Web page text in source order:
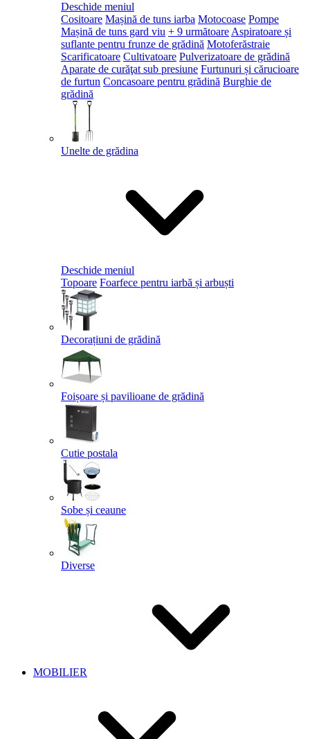
Deschide meniul
Cositoare Mașină de tuns iarba Motocoase Pompe
Mașină de tuns gard viu + 9 următoare Aspiratoare și
suflante pentru frunze de grădină Motoferăstraie
Scarificatoare Cultivatoare Pulverizatoare de grădină
Aparate de curăţat sub presiune Furtunuri și cărucioare
de furtun Concasoare pentru grădină Burghie de
grădină
Unelte de grădina
Deschide meniul
Topoare Foarfece pentru iarbă și arbuști
Decorațiuni de grădină
Foișoare și pavilioane de grădină
Cutie postala
Sobe și ceaune
Diverse
MOBILIER